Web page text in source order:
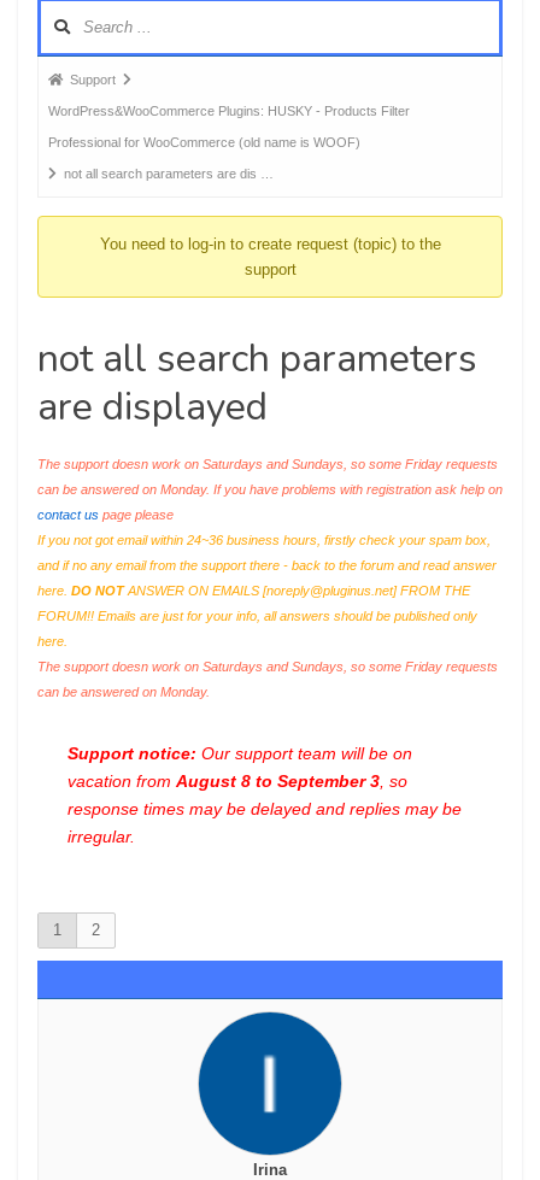
Forum
breadcrumbs
-
You
Support
WordPress&WooCommerce Plugins: HUSKY - Products Filter
Professional for WooCommerce (old name is WOOF)
not all search parameters are dis …
You need to log-in to create request (topic) to the
support
not all search parameters
are displayed
The support doesn work on Saturdays and Sundays, so some Friday requests
can be answered on Monday. If you have problems with registration ask help on
contact us page please
If you not got email within 24~36 business hours, firstly check your spam box,
and if no any email from the support there - back to the forum and read answer
here. DO NOTANSWER ON EMAILS [noreply@pluginus.net] FROM THE
FORUM!! Emails are just for your info, all answers should be published only
here.
The support doesn work on Saturdays and Sundays, so some Friday requests
can be answered on Monday.
Support notice: Our support team will be on
vacation from August 8 to September 3 , so
response times may be delayed and replies may be
irregular.
1 2
Irina